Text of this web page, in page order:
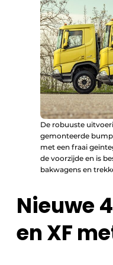
De robuuste
gemonteerde
met een fraai
de voorzijde en is
bakwagens en
Nieuwe
en XF